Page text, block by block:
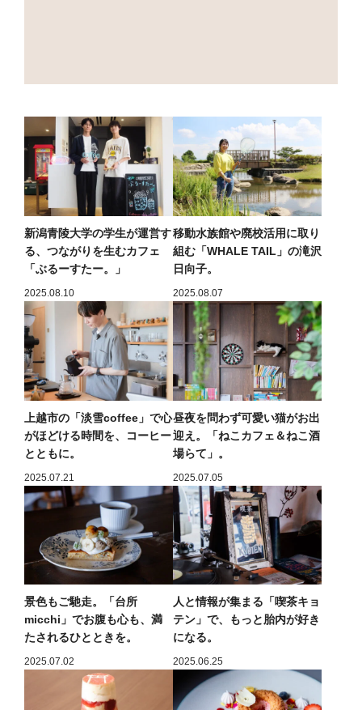
新潟青陵大学の学生が運営す
る、つながりを生むカフェ
「ぶるーすたー。」
2025.08.10
移動水族館や廃校活用に取り
組む「WHALE TAIL」の滝沢
日向子。
2025.08.07
上越市の「淡雪coffee」で心
がほどける時間を、コーヒー
とともに。
2025.07.21
昼夜を問わず可愛い猫がお出
迎え。「ねこカフェ＆ねこ酒
場らて」。
2025.07.05
景色もご馳走。「台所
micchi」でお腹も心も、満
たされるひとときを。
2025.07.02
人と情報が集まる「喫茶キョ
テン」で、もっと胎内が好き
になる。
2025.06.25